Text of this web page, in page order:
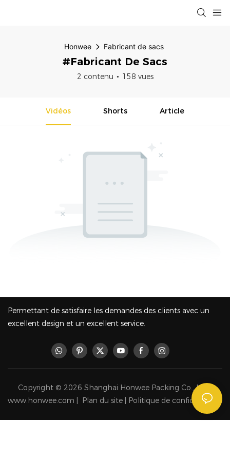
Honwee Fabricant de sacs
#Fabricant De Sacs
2 contenu 158 vues
Vidéos Shorts Article
Permettant de satisfaire les demandes des clients avec un
excellent design et un excellent service.
Copyright © 2026 Shanghai Honwee Packing Co., Ltd -
www.honwee.com |
Plan du site Politique de confidentialité